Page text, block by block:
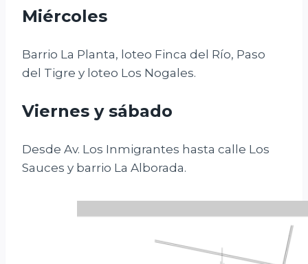
Miércoles
Barrio La Planta, loteo Finca del Río, Paso
del Tigre y loteo Los Nogales.
Viernes y sábado
Desde Av. Los Inmigrantes hasta calle Los
Sauces y barrio La Alborada.